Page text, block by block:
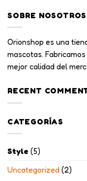
SOBRE NOSOTROS
Orionshop es una
mascotas.
mejor calidad del
RECENT
CATEGORÍAS
Style (5)
Uncategorized (2)